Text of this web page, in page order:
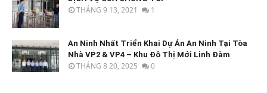
THÁNG 9 13, 2021 1
An Ninh Nhất Triển Khai Dự Án An Ninh Tại Tòa
Nhà VP2 & VP4 – Khu Đô Thị Mới Linh Đàm
THÁNG 8 20, 2025 0